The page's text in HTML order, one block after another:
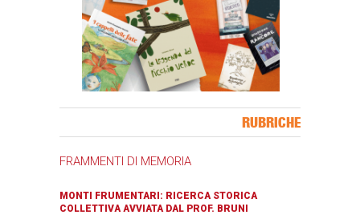
RUBRICHE
FRAMMENTI DI MEMORIA
MONTI FRUMENTARI: RICERCA STORICA
COLLETTIVA AVVIATA DAL PROF. BRUNI